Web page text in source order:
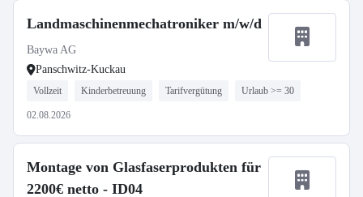
Landmaschinenmechatroniker m/w/d
Baywa AG
Panschwitz-Kuckau
Vollzeit Kinderbetreuung Tarifvergütung Urlaub >= 30
02.08.2026
Montage von Glasfaserprodukten für
2200€ netto - ID04